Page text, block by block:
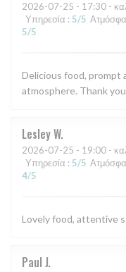
2026-07-25 - 17:30 -
Υπηρεσία : 5/5
5/5
Delicious food, prompt
atmosphere. Thank you
LesleyW
2026-07-25 - 19:00 -
Υπηρεσία : 5/5
4/5
Lovely food, attentive
Paul J